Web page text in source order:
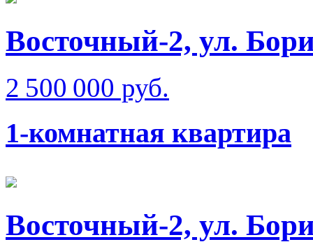
Восточный-2, ул.
2 500 000 руб.
1-комнатная квартира
Восточный-2, ул.